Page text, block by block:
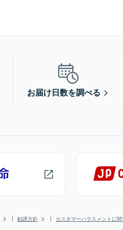
お届け日数を調べる
勧誘方針 カスタマーハラスメントに